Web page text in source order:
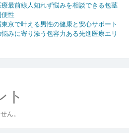
最前線人知れず悩みを相談できる包茎
性
京で叶える男性の健康と安心サポート
みに寄り添う包容力ある先進医療エリ
ト
ん。